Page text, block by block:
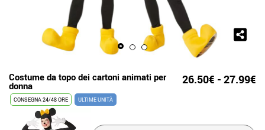
Costume da topo dei cartoni animati per
donna 26.50€ - 27.99€
CONSEGNA 24/48 ORE ULTIME UNITÀ